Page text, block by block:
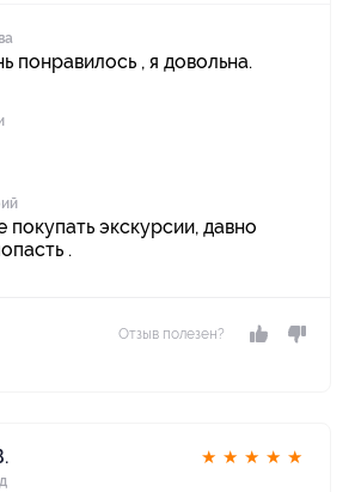
понравилось , я довольна.
покупать экскурсии, давно
.
Отзыв полезен?
★ ★ ★ ★ ★